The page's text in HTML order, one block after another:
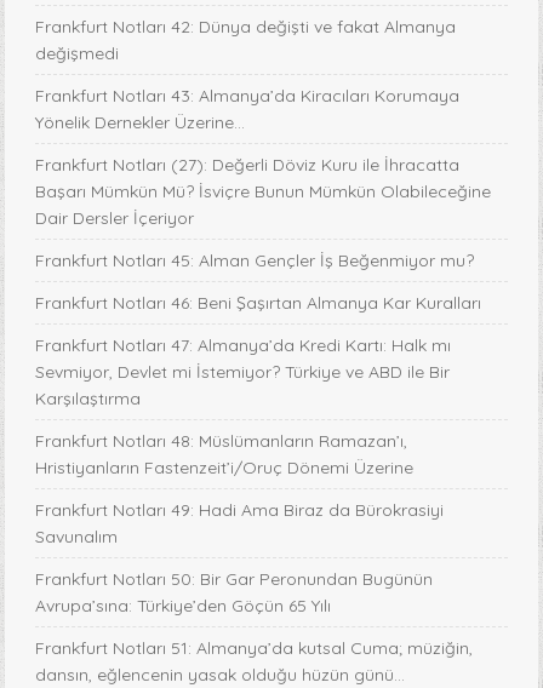
Frankfurt Notları 42: Dünya değişti ve fakat Almanya
değişmedi
Frankfurt Notları 43: Almanya’da Kiracıları Korumaya
Yönelik Dernekler Üzerine...
Frankfurt Notları (27): Değerli Döviz Kuru ile İhracatta
Başarı Mümkün Mü? İsviçre Bunun Mümkün Olabileceğine
Dair Dersler İçeriyor
Frankfurt Notları 45: Alman Gençler İş Beğenmiyor mu?
Frankfurt Notları 46: Beni Şaşırtan Almanya Kar Kuralları
Frankfurt Notları 47: Almanya’da Kredi Kartı: Halk mı
Sevmiyor, Devlet mi İstemiyor? Türkiye ve ABD ile Bir
Karşılaştırma
Frankfurt Notları 48: Müslümanların Ramazan’ı,
Hristiyanların Fastenzeit’i/Oruç Dönemi Üzerine
Frankfurt Notları 49: Hadi Ama Biraz da Bürokrasiyi
Savunalım
Frankfurt Notları 50: Bir Gar Peronundan Bugünün
Avrupa’sına: Türkiye’den Göçün 65 Yılı
Frankfurt Notları 51: Almanya’da kutsal Cuma; müziğin,
dansın, eğlencenin yasak olduğu hüzün günü…